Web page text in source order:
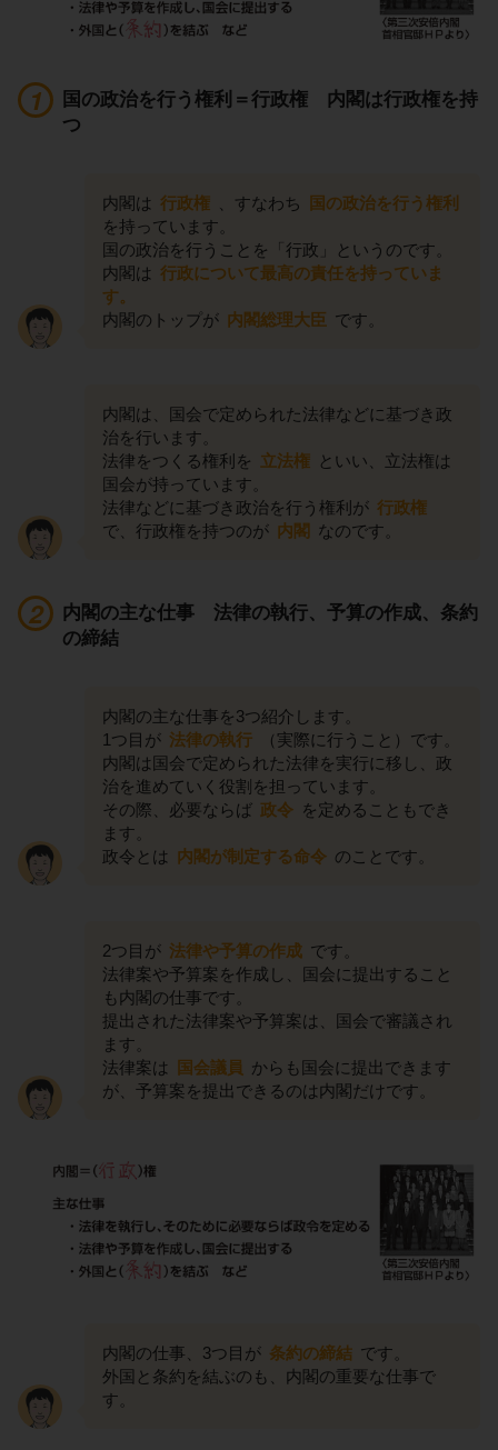
国の政治を行う権利＝行政権 内閣は行政権を持
つ
内閣は 行政権 、すなわち
国の政治を行う権利
を持っています。
国の政治を行うことを「行政」というのです。
内閣は 行政について最高の責任を持っていま
す。
内閣のトップが 内閣総理大臣 です。
内閣は、国会で定められた法律などに基づき政
治を行います。
法律をつくる権利を 立法権 といい、立法権は
国会が持っています。
法律などに基づき政治を行う権利が 行政権
で、行政権を持つのが 内閣 なのです。
内閣の主な仕事 法律の執行、予算の作成、条約
の締結
内閣の主な仕事を3つ紹介します。
1つ目が 法律の執行
（実際に行うこと）です。
内閣は国会で定められた法律を実行に移し、政
治を進めていく役割を担っています。
その際、必要ならば 政令 を定めることもでき
ます。
政令とは 内閣が制定する命令 のことです。
2つ目が 法律や予算の作成 です。
法律案や予算案を作成し、国会に提出すること
も内閣の仕事です。
提出された法律案や予算案は、国会で審議され
ます。
法律案は
国会議員
からも国会に提出できます
が、予算案を提出できるのは内閣だけです。
内閣の仕事、3つ目が 条約の締結 です。
外国と条約を結ぶのも、内閣の重要な仕事で
す。